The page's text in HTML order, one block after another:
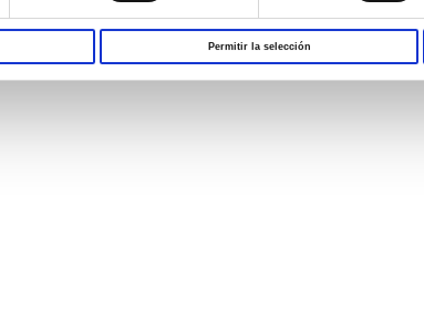
Permitir la selección